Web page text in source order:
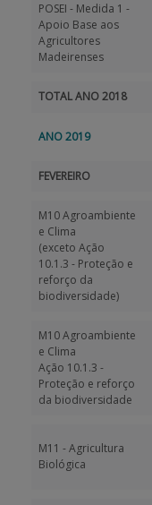
POSEI - Medida 1 -
Apoio Base aos
Agricultores
Madeirenses
TOTAL ANO 2018
ANO 2019
FEVEREIRO
M10 Agroambiente
e Clima
(exceto Ação
10.1.3 - Proteção e
reforço da
biodiversidade)
M10 Agroambiente
e Clima
Ação 10.1.3 -
Proteção e reforço
da biodiversidade
M11 - Agricultura
Biológica